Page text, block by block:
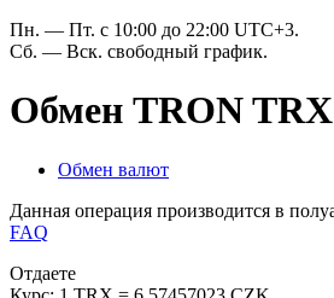
Пн. — Пт. с 10:00 до 22:00 UTC+3.
Сб. — Вск. свободный график.
Обмен TRON
Обмен валют
Данная операция производится в
FAQ
Отдаете